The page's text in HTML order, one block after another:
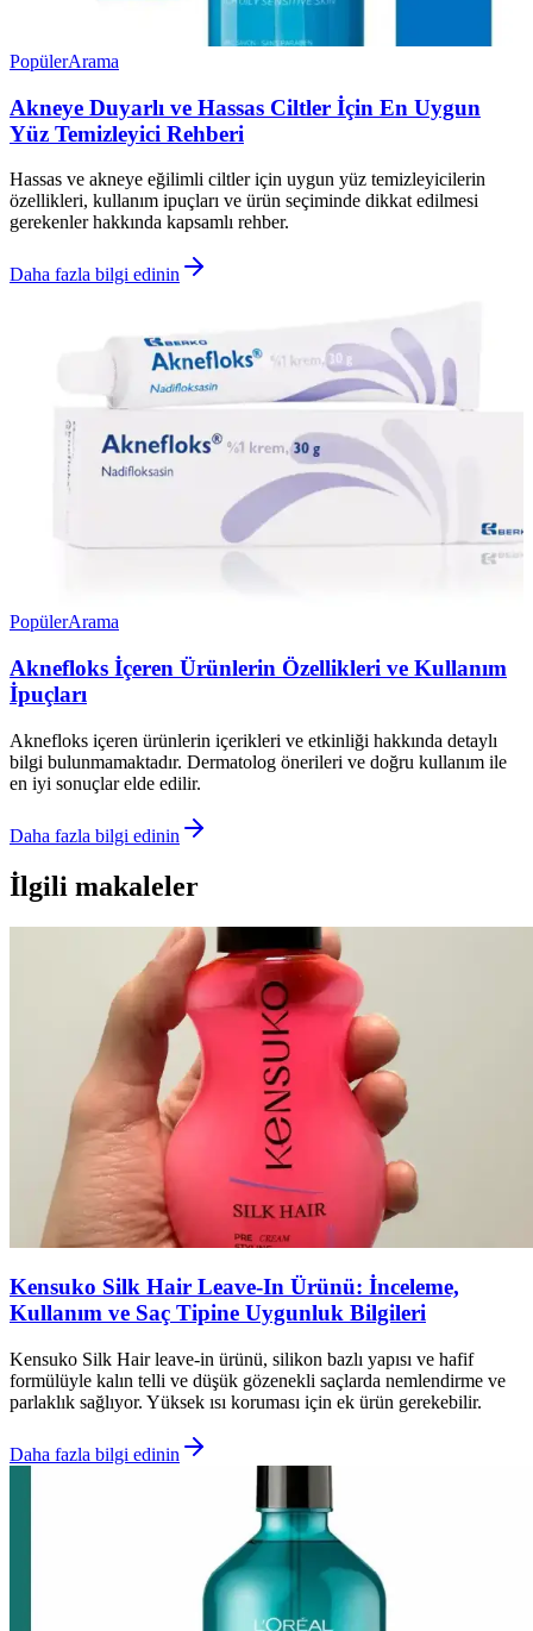
PopülerArama
Akneye Duyarlı ve Hassas Ciltler İçin En Uygun
Yüz Temizleyici Rehberi
Hassas ve akneye eğilimli ciltler için uygun yüz temizleyicilerin
özellikleri, kullanım ipuçları ve ürün seçiminde dikkat edilmesi
gerekenler hakkında kapsamlı rehber.
Daha fazla bilgi edinin
PopülerArama
Aknefloks İçeren Ürünlerin Özellikleri ve Kullanım
İpuçları
Aknefloks içeren ürünlerin içerikleri ve etkinliği hakkında detaylı
bilgi bulunmamaktadır. Dermatolog önerileri ve doğru kullanım ile
en iyi sonuçlar elde edilir.
Daha fazla bilgi edinin
İlgili makaleler
Kensuko Silk Hair Leave-In Ürünü: İnceleme,
Kullanım ve Saç Tipine Uygunluk Bilgileri
Kensuko Silk Hair leave-in ürünü, silikon bazlı yapısı ve hafif
formülüyle kalın telli ve düşük gözenekli saçlarda nemlendirme ve
parlaklık sağlıyor. Yüksek ısı koruması için ek ürün gerekebilir.
Daha fazla bilgi edinin